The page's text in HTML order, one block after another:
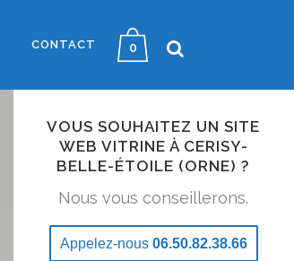
0
CONTACT
VOUS SOUHAITEZ UN SITE
WEB VITRINE À CERISY-
BELLE-ÉTOILE (ORNE) ?
Nous vous conseillerons.
Appelez-nous 06.50.82.38.66